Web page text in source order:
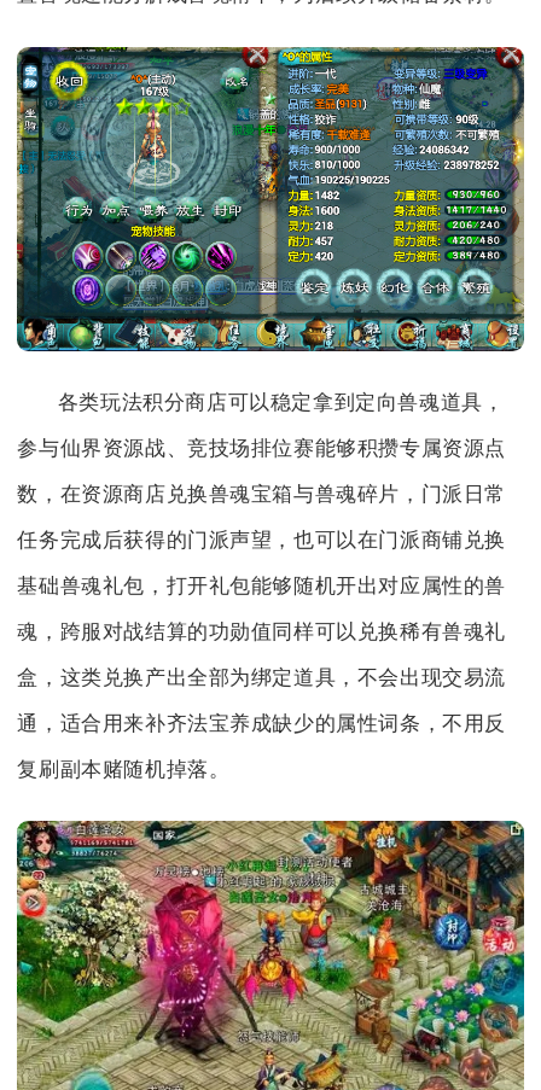
各类玩法积分商店可以稳定拿到定向兽魂道具，
参与仙界资源战、竞技场排位赛能够积攒专属资源点
数，在资源商店兑换兽魂宝箱与兽魂碎片，门派日常
任务完成后获得的门派声望，也可以在门派商铺兑换
基础兽魂礼包，打开礼包能够随机开出对应属性的兽
魂，跨服对战结算的功勋值同样可以兑换稀有兽魂礼
盒，这类兑换产出全部为绑定道具，不会出现交易流
通，适合用来补齐法宝养成缺少的属性词条，不用反
复刷副本赌随机掉落。